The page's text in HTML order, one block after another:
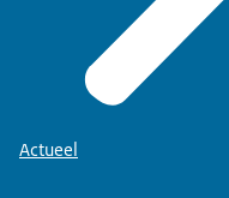
Actueel